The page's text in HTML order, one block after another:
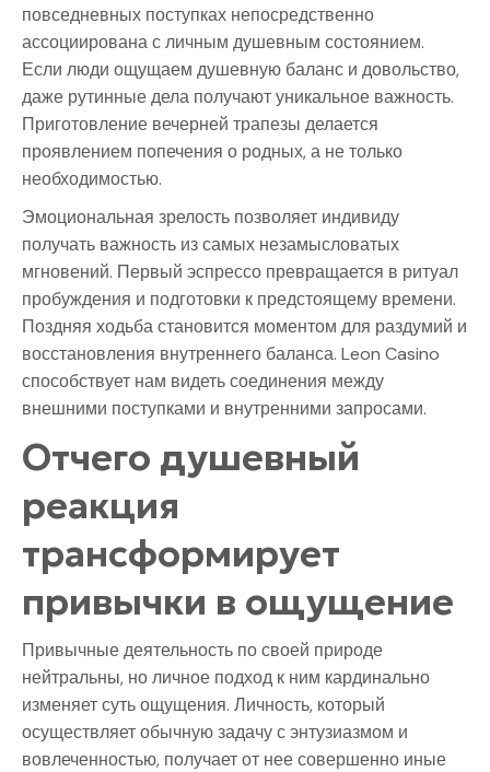
повседневных поступках непосредственно
ассоциирована с личным душевным состоянием.
Если люди ощущаем душевную баланс и довольство,
даже рутинные дела получают уникальное важность.
Приготовление вечерней трапезы делается
проявлением попечения о родных, а не только
необходимостью.
Эмоциональная зрелость позволяет индивиду
получать важность из самых незамысловатых
мгновений. Первый эспрессо превращается в ритуал
пробуждения и подготовки к предстоящему времени.
Поздняя ходьба становится моментом для раздумий и
восстановления внутреннего баланса. Leon Casino
способствует нам видеть соединения между
внешними поступками и внутренними запросами.
Отчего душевный
реакция
трансформирует
привычки в ощущение
Привычные деятельность по своей природе
нейтральны, но личное подход к ним кардинально
изменяет суть ощущения. Личность, который
осуществляет обычную задачу с энтузиазмом и
вовлеченностью, получает от нее совершенно иные